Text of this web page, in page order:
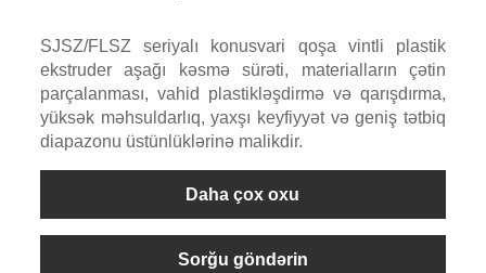
SJSZ/FLSZ seriyalı konusvari qoşa vintli plastik
ekstruder aşağı kəsmə sürəti, materialların çətin
parçalanması, vahid plastikləşdirmə və qarışdırma,
yüksək məhsuldarlıq, yaxşı keyfiyyət və geniş tətbiq
diapazonu üstünlüklərinə malikdir.
Daha çox oxu
Sorğu göndərin